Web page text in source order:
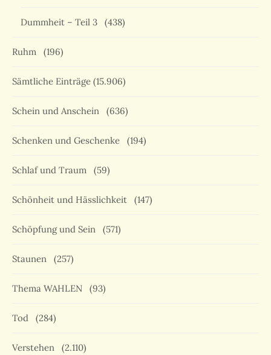
Dummheit – Teil 3 (438)
Ruhm (196)
Sämtliche Einträge (15.906)
Schein und Anschein (636)
Schenken und Geschenke (194)
Schlaf und Traum (59)
Schönheit und Hässlichkeit (147)
Schöpfung und Sein (571)
Staunen (257)
Thema WAHLEN (93)
Tod (284)
Verstehen (2.110)